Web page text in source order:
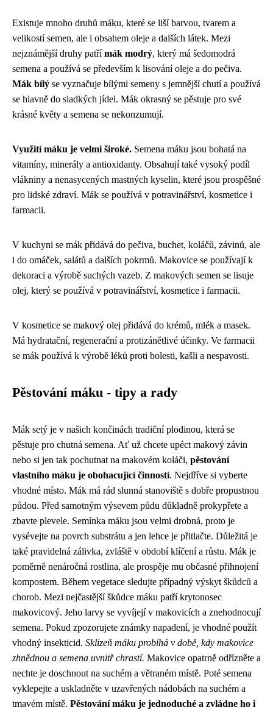
Existuje mnoho druhů máku, které se liší barvou, tvarem a
velikostí semen, ale i obsahem oleje a dalších látek. Mezi
nejznámější druhy patřímák modrý, který má šedomodrá
semena a používá se především k lisování oleje a do pečiva.
Mák bílý se vyznačuje bílými semeny s jemnější chutí a používá
se hlavně do sladkých jídel. Mák okrasný se pěstuje pro své
krásné květy a semena se nekonzumují.
Využití máku je velmi široké. Semena máku jsou bohatá na
vitamíny, minerály a antioxidanty. Obsahují také vysoký podíl
vlákniny a nenasycených mastných kyselin, které jsou prospěšné
pro lidské zdraví. Mák se používá v potravinářství, kosmetice i
farmacii.
V kuchyni se mák přidává do pečiva, buchet, koláčů, závinů, ale
i do omáček, salátů a dalších pokrmů. Makovice se používají k
dekoraci a výrobě suchých vazeb. Z makových semen se lisuje
olej, který se používá v potravinářství, kosmetice i farmacii.
V kosmetice se makový olej přidává do krémů, mlék a masek.
Má hydratační, regenerační a protizánětlivé účinky. Ve farmacii
se mák používá k výrobě léků proti bolesti, kašli a nespavosti.
Pěstování máku - tipy a rady
Mák setý je v našich končinách tradiční plodinou, která se
pěstuje pro chutná semena. Ať už chcete upéct makový závin
nebo si jen tak pochutnat na makovém koláči, pěstování
vlastního máku je obohacující činností. Nejdříve si vyberte
vhodné místo. Mák má rád slunná stanoviště s dobře propustnou
půdou. Před samotným výsevem půdu důkladně prokypřete a
zbavte plevele. Semínka máku jsou velmi drobná, proto je
vysévejte na povrch substrátu a jen lehce je přitlačte. Důležitá je
také pravidelná zálivka, zvláště v období klíčení a růstu. Mák je
poměrně nenáročná rostlina, ale prospěje mu občasné přihnojení
kompostem. Během vegetace sledujte případný výskyt škůdců a
chorob. Mezi nejčastější škůdce máku patří krytonosec
makovicový. Jeho larvy se vyvíjejí v makovicích a znehodnocují
semena. Pokud zpozorujete známky napadení, je vhodné použít
vhodný insekticid. Sklizeň máku probíhá v době, kdy makovice
zhnědnou a semena uvnitř chrastí. Makovice opatrně odřízněte a
nechte je doschnout na suchém a větraném místě. Poté semena
vyklepejte a uskladněte v uzavřených nádobách na suchém a
tmavém místě. Pěstování máku je jednoduché a zvládne ho i